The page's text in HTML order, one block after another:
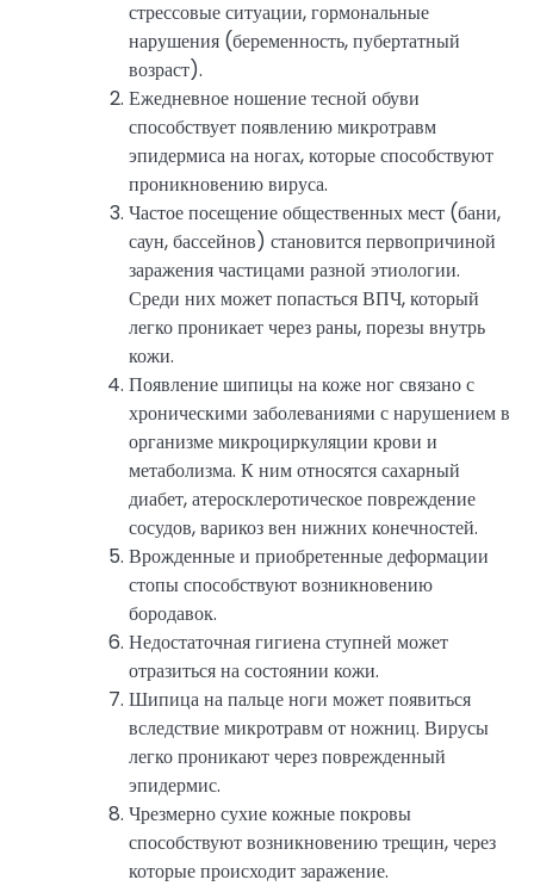
стрессовые ситуации, гормональные
нарушения (беременность, пубертатный
возраст).
Ежедневное ношение тесной обуви
способствует появлению микротравм
эпидермиса на ногах, которые способствуют
проникновению вируса.
Частое посещение общественных мест (бани,
саун, бассейнов) становится первопричиной
заражения частицами разной этиологии.
Среди них может попасться ВПЧ, который
легко проникает через раны, порезы внутрь
кожи.
Появление шипицы на коже ног связано с
хроническими заболеваниями с нарушением в
организме микроциркуляции крови и
метаболизма. К ним относятся сахарный
диабет, атеросклеротическое повреждение
сосудов, варикоз вен нижних конечностей.
Врожденные и приобретенные деформации
стопы способствуют возникновению
бородавок.
Недостаточная гигиена ступней может
отразиться на состоянии кожи.
Шипица на пальце ноги может появиться
вследствие микротравм от ножниц. Вирусы
легко проникают через поврежденный
эпидермис.
Чрезмерно сухие кожные покровы
способствуют возникновению трещин, через
которые происходит заражение.